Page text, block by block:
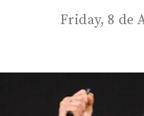
Friday, 8 de